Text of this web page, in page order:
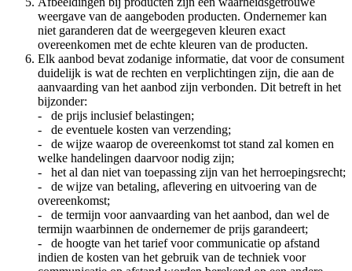
weergave van de aangeboden producten. Ondernemer kan
niet garanderen dat de weergegeven kleuren exact
overeenkomen met de echte kleuren van de producten.
Elk aanbod bevat zodanige informatie, dat voor de consument
duidelijk is wat de rechten en verplichtingen zijn, die aan de
aanvaarding van het aanbod zijn verbonden. Dit betreft in het
bijzonder:
- de prijs inclusief belastingen;
- de eventuele kosten van verzending;
- de wijze waarop de overeenkomst tot stand zal komen en
welke handelingen daarvoor nodig zijn;
- het al dan niet van toepassing zijn van het herroepingsrecht;
- de wijze van betaling, aflevering en uitvoering van de
overeenkomst;
- de termijn voor aanvaarding van het aanbod, dan wel de
termijn waarbinnen de ondernemer de prijs garandeert;
- de hoogte van het tarief voor communicatie op afstand
indien de kosten van het gebruik van de techniek voor